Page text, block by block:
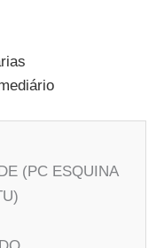
(PC ESQUINA